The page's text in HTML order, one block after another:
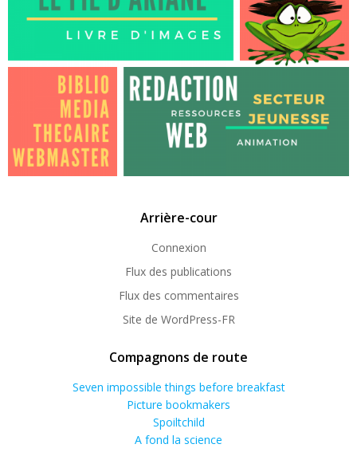
Arrière-cour
Connexion
Flux des publications
Flux des commentaires
Site de WordPress-FR
Compagnons de route
Seven impossible things before breakfast
Picture bookmakers
Spoiltchild
A fond la science